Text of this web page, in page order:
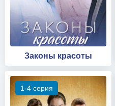
Законы красоты
1-4 серия